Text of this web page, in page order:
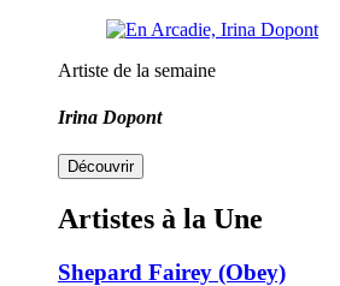
Artiste de la semaine
Irina Dopont
Découvrir
Artistes à la Une
Shepard Fairey (Obey)